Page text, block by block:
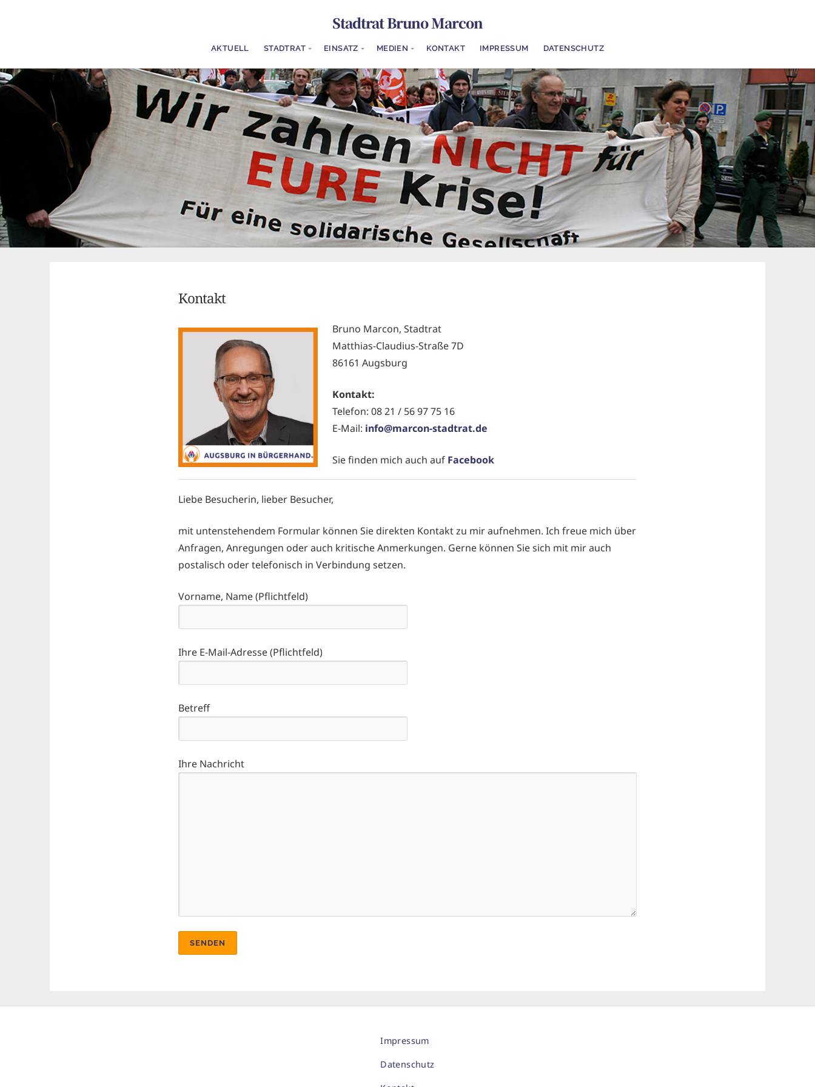
Stadtrat Bruno Marcon
AKTUELL STADTRAT EINSATZ MEDIEN KONTAKT IMPRESSUM DATENSCHUTZ
Kontakt
Bruno Marcon, Stadtrat
Matthias-Claudius-Straße 7D
86161 Augsburg
Kontakt:
Telefon: 08 21 / 56 97 75 16
E-Mail: info@marcon-stadtrat.de
Sie finden mich auch auf Facebook
Liebe Besucherin, lieber Besucher,
mit untenstehendem Formular können Sie direkten Kontakt zu mir aufnehmen. Ich freue mich über
Anfragen, Anregungen oder auch kritische Anmerkungen. Gerne können Sie sich mit mir auch
postalisch oder telefonisch in Verbindung setzen.
Vorname, Name (Pflichtfeld)
Ihre E-Mail-Adresse (Pflichtfeld)
Betreff
Ihre Nachricht
Impressum
Datenschutz